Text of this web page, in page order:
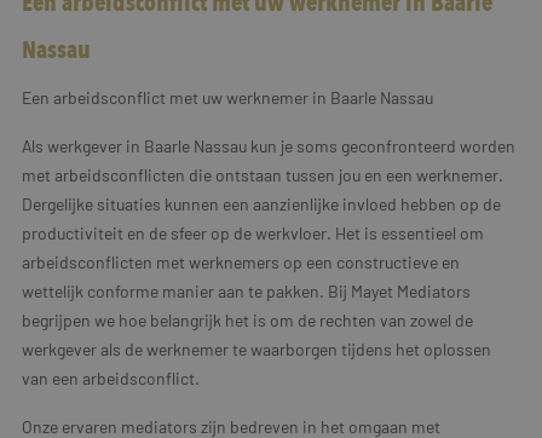
Nassau
Een arbeidsconflict met uw werknemer in Baarle Nassau
Als werkgever in Baarle Nassau kun je soms geconfronteerd worden
met arbeidsconflicten die ontstaan tussen jou en een werknemer.
Dergelijke situaties kunnen een aanzienlijke invloed hebben op de
productiviteit en de sfeer op de werkvloer. Het is essentieel om
arbeidsconflicten met werknemers op een constructieve en
wettelijk conforme manier aan te pakken. Bij Mayet Mediators
begrijpen we hoe belangrijk het is om de rechten van zowel de
werkgever als de werknemer te waarborgen tijdens het oplossen
van een arbeidsconflict.
Onze ervaren mediators zijn bedreven in het omgaan met